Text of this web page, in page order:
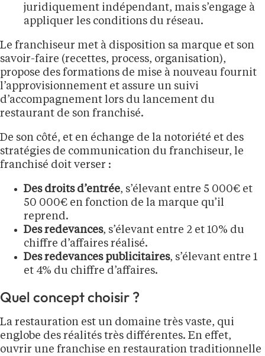
juridiquement indépendant, mais s’engage à
appliquer les conditions du réseau.
Le franchiseur met à disposition sa marque et son
savoir-faire (recettes, process, organisation),
propose des formations de mise à nouveau fournit
l’approvisionnement et assure un suivi
d’accompagnement lors du lancement du
restaurant de son franchisé.
De son côté, et en échange de la notoriété et des
stratégies de communication du franchiseur, le
franchisé doit verser :
Des droits d’entrée, s’élevant entre 5 000€ et
50 000€ en fonction de la marque qu’il
reprend.
Des redevances, s’élevant entre 2 et 10% du
chiffre d’affaires réalisé.
Des redevances publicitaires, s’élevant entre 1
et 4% du chiffre d’affaires.
Quel concept choisir ?
La restauration est un domaine très vaste, qui
englobe des réalités très différentes. En effet,
ouvrir une franchise en restauration traditionnelle